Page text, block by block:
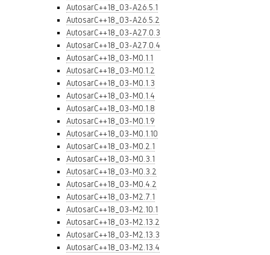
AutosarC++18_03-A26.5.1
AutosarC++18_03-A26.5.2
AutosarC++18_03-A27.0.3
AutosarC++18_03-A27.0.4
AutosarC++18_03-M0.1.1
AutosarC++18_03-M0.1.2
AutosarC++18_03-M0.1.3
AutosarC++18_03-M0.1.4
AutosarC++18_03-M0.1.8
AutosarC++18_03-M0.1.9
AutosarC++18_03-M0.1.10
AutosarC++18_03-M0.2.1
AutosarC++18_03-M0.3.1
AutosarC++18_03-M0.3.2
AutosarC++18_03-M0.4.2
AutosarC++18_03-M2.7.1
AutosarC++18_03-M2.10.1
AutosarC++18_03-M2.13.2
AutosarC++18_03-M2.13.3
AutosarC++18_03-M2.13.4